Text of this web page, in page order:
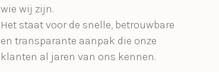
wie wij zijn.
Het staat voor de snelle, betrouwbare
en transparante aanpak die onze
klanten al jaren van ons kennen.